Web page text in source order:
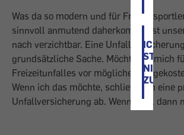
ICH
STIMME
NICHT
ZU
Was da so modern und für
sinnvoll anmutend daherkommt, ist
nach verzichtbar. Eine
grundsätzliche Sache. Möchte ich mich
Freizeitunfalles vor möglichen
Wenn ich das möchte, schließe ich eine
Unfallversicherung ab. Wenn nein, dann